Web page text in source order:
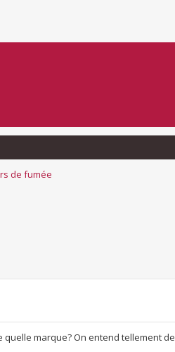
de fumée
marque? On entend tellement de